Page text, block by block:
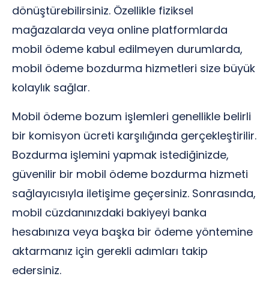
dönüştürebilirsiniz. Özellikle fiziksel
mağazalarda veya online platformlarda
mobil ödeme kabul edilmeyen durumlarda,
mobil ödeme bozdurma hizmetleri size büyük
kolaylık sağlar.
Mobil ödeme bozum işlemleri genellikle belirli
bir komisyon ücreti karşılığında gerçekleştirilir.
Bozdurma işlemini yapmak istediğinizde,
güvenilir bir mobil ödeme bozdurma hizmeti
sağlayıcısıyla iletişime geçersiniz. Sonrasında,
mobil cüzdanınızdaki bakiyeyi banka
hesabınıza veya başka bir ödeme yöntemine
aktarmanız için gerekli adımları takip
edersiniz.